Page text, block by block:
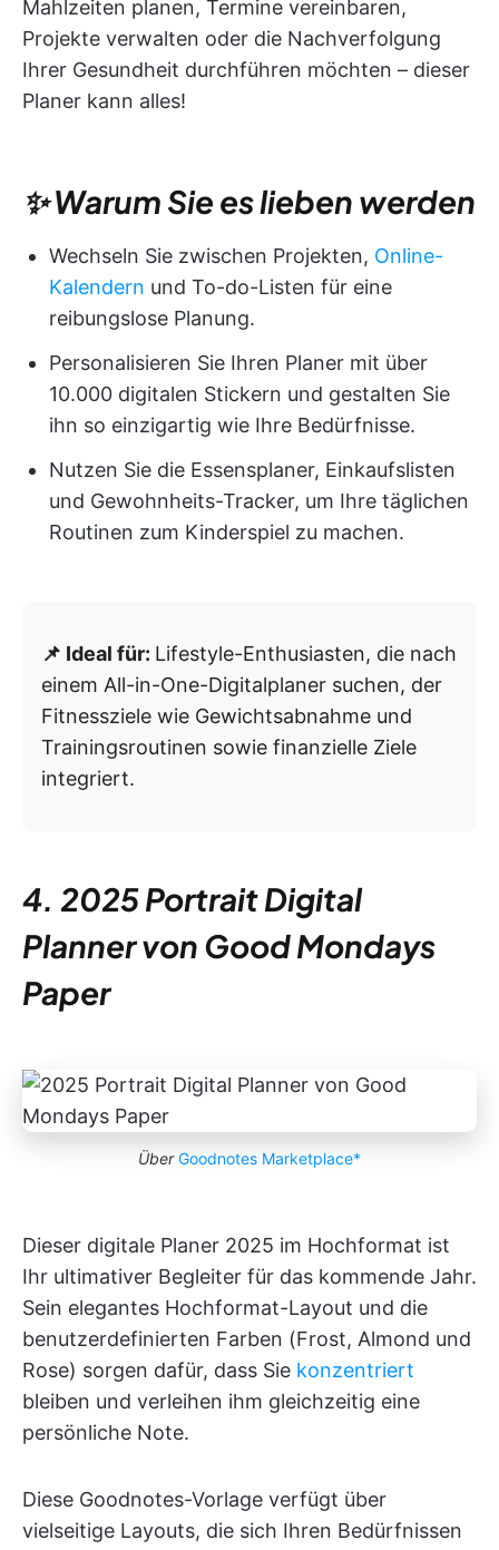
Mahlzeiten planen, Termine vereinbaren,
Projekte verwalten oder die Nachverfolgung
Ihrer Gesundheit durchführen möchten – dieser
Planer kann alles!
✨ Warum Sie es lieben werden
Wechseln Sie zwischen Projekten, Online-
Kalendern und To-do-Listen für eine
reibungslose Planung.
Personalisieren Sie Ihren Planer mit über
10.000 digitalen Stickern und gestalten Sie
ihn so einzigartig wie Ihre Bedürfnisse.
Nutzen Sie die Essensplaner, Einkaufslisten
und Gewohnheits-Tracker, um Ihre täglichen
Routinen zum Kinderspiel zu machen.
📌 Ideal für: Lifestyle-Enthusiasten, die nach
einem All-in-One-Digitalplaner suchen, der
Fitnessziele wie Gewichtsabnahme und
Trainingsroutinen sowie finanzielle Ziele
integriert.
4. 2025 Portrait Digital
Planner von Good Mondays
Paper
Über Goodnotes Marketplace*
Dieser digitale Planer 2025 im Hochformat ist
Ihr ultimativer Begleiter für das kommende Jahr.
Sein elegantes Hochformat-Layout und die
benutzerdefinierten Farben (Frost, Almond und
Rose) sorgen dafür, dass Sie konzentriert
bleiben und verleihen ihm gleichzeitig eine
persönliche Note.
Diese Goodnotes-Vorlage verfügt über
vielseitige Layouts, die sich Ihren Bedürfnissen